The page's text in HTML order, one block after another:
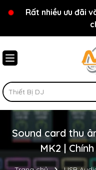
Chào mừng bạn
Rất nhiều ưu đãi
Sound card thu
MK2 |